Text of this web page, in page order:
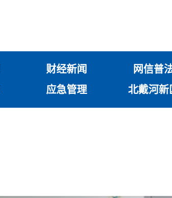
财经新闻 网信普
应急管理 北戴河新